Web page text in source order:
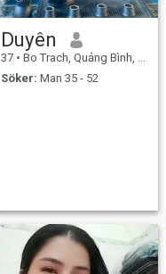
Duyên
37 • Bo Trach, Quảng Bình, Vietnam
Söker: Man 35 - 52